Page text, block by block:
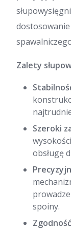
Zalety
Szeroki
obsługę
spoiny.